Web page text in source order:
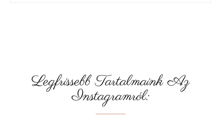
Legfrissebb Tartalmaink Az
Instagramról: